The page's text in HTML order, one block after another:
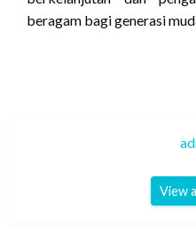
beragam bagi generasi
View